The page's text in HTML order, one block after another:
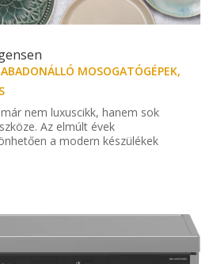
MOSOGATÓGÉPEK,
nem luxuscikk, hanem sok
Az elmúlt évek
a modern készülékek